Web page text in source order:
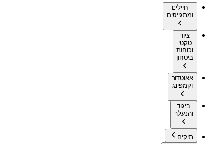
חיילים
ומתגייסים
ציוד
טקטי
וכוחות
ביטחון
אאוטדור
וקמפינג
ביגוד
והנעלה
תיקים